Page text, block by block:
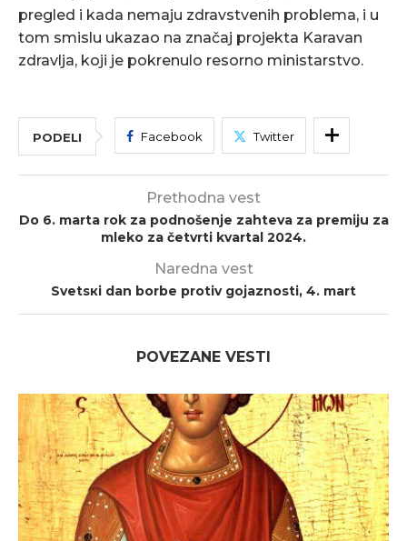
pregled i kada nemaju zdravstvenih problema, i u
tom smislu ukazao na značaj projekta Karavan
zdravlja, koji je pokrenulo resorno ministarstvo.
PODELI Facebook Twitter
Prethodna vest
Do 6. marta rok za podnošenje zahteva za premiju za
mleko za četvrti kvartal 2024.
Naredna vest
Svеtsкi dаn bоrbе prоtiv gојаznоsti, 4. mаrt
POVEZANE VESTI